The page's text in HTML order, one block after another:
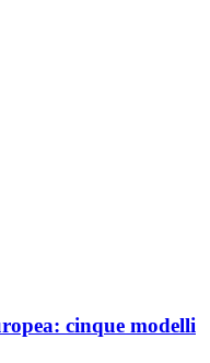
cinque modelli